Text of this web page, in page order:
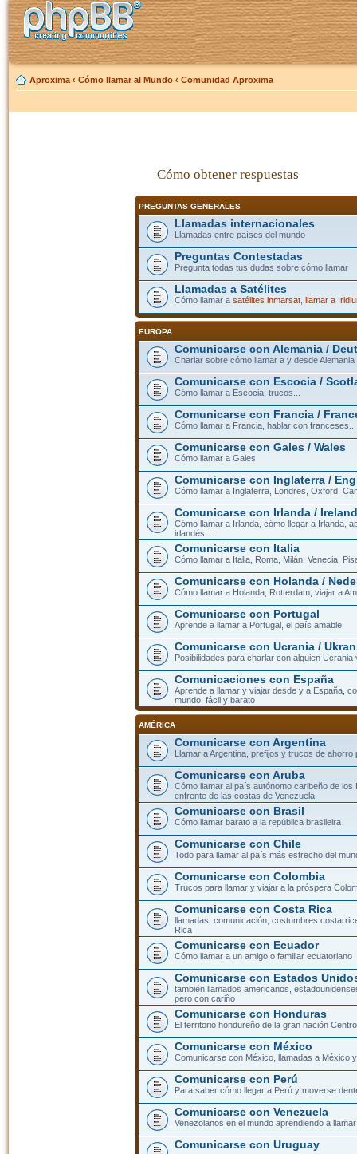
Aproxima ‹ Cómo llamar al Mundo ‹ Comunidad Aproxima
Cómo obtener respuestas
PREGUNTAS GENERALES
Llamadas internacionales
Llamadas entre países del mundo
Preguntas Contestadas
Pregunta todas tus dudas sobre cómo llamar
Llamadas a Satélites
Cómo llamar a satélites inmarsat, llamar a
EUROPA
Comunicarse con Alemania /
Charlar sobre cómo llamar a y desde Alemania
Comunicarse con Escocia /
Cómo llamar a Escocia, trucos...
Comunicarse con Francia /
Cómo llamar a Francia, hablar con franceses...
Comunicarse con Gales / Wales
Cómo llamar a Gales
Comunicarse con Inglaterra /
Cómo llamar a Inglaterra, Londres, Oxford,
Comunicarse con Irlanda / Ireland
Cómo llamar a Irlanda, cómo llegar a Irlanda,
irlandés...
Comunicarse con Italia
Cómo llamar a Italia, Roma, Milán, Venecia,
Comunicarse con Holanda /
Cómo llamar a Holanda, Rotterdam, viajar a
Comunicarse con Portugal
Aprende a llamar a Portugal, el país amable
Comunicarse con Ucrania /
Posibilidades para charlar con alguien Ucrania
Comunicaciones con España
Aprende a llamar y viajar desde y a España,
mundo, fácil y barato
AMÉRICA
Comunicarse con Argentina
Llamar a Argentina, prefijos y trucos de ahorro
Comunicarse con Aruba
Cómo llamar al país autónomo caribeño de los
enfrente de las costas de Venezuela
Comunicarse con Brasil
Cómo llamar barato a la república brasileira
Comunicarse con Chile
Todo para llamar al país más estrecho del
Comunicarse con Colombia
Trucos para llamar y viajar a la próspera
Comunicarse con Costa Rica
llamadas, comunicación, costumbres
Rica
Comunicarse con Ecuador
Cómo llamar a un amigo o familiar ecuatoriano
Comunicarse con Estados
también llamados americanos,
pero con cariño
Comunicarse con Honduras
El territorio hondureño de la gran nación
Comunicarse con México
Comunicarse con México, llamadas a México
Comunicarse con Perú
Para saber cómo llegar a Perú y moverse
Comunicarse con Venezuela
Venezolanos en el mundo aprendiendo a
Comunicarse con Uruguay